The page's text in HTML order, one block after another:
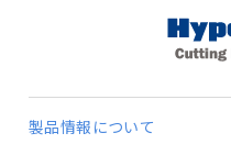
製品情報について